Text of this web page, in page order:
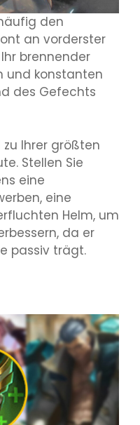
den
an vorderster
brennender
und konstanten
des Gefechts
zu Ihrer größten
Stellen Sie
eine
eine
Helm, um
da er
passiv trägt.